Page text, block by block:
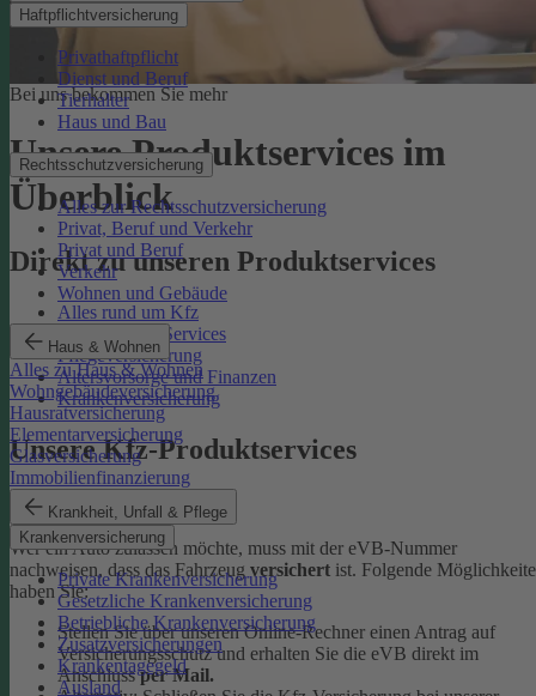
Haftpflichtversicherung
Privathaftpflicht
Dienst und Beruf
Tierhalter
Haus und Bau
Rechtsschutzversicherung
Alles zur Rechtsschutzversicherung
Privat, Beruf und Verkehr
Privat und Beruf
Verkehr
Wohnen und Gebäude
Haus & Wohnen
Alles zu Haus & Wohnen
Wohngebäudeversicherung
Hausratversicherung
Elementarversicherung
Glasversicherung
Immobilienfinanzierung
Krankheit, Unfall & Pflege
Krankenversicherung
Private Krankenversicherung
Gesetzliche Krankenversicherung
Betriebliche Krankenversicherung
Zusatzversicherungen
Krankentagegeld
Ausland
Bei uns bekommen Sie mehr
Unsere Produktservices im
Überblick
Direkt zu unseren Produktservices
Alles rund um Kfz
Rechtsschutz-Services
Pflegeversicherung
Altersvorsorge und Finanzen
Krankenversicherung
Unsere Kfz-Produktservices
eVB-Nummer
Wer ein Auto zulassen möchte, muss mit der eVB-Nummer
nachweisen, dass das Fahrzeug versichert ist. Folgende
haben Sie:
Stellen Sie über unseren Online-Rechner einen Antrag auf
Versicherungsschutz und erhalten Sie die eVB direkt im
Anschlussper Mail.